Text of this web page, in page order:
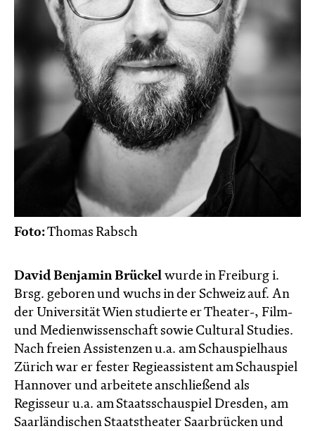
Foto:Thomas Rabsch
David Benjamin Brückel wurde in Freiburg i.
Brsg. geboren und wuchs in der Schweiz auf. An
der Universität Wien studierte er Theater-, Film-
und Medienwissenschaft sowie Cultural Studies.
Nach freien Assistenzen u.a. am Schauspielhaus
Zürich war er fester Regieassistent am Schauspiel
Hannover und arbeitete anschließend als
Regisseur u.a. am Staatsschauspiel Dresden, am
Saarländischen Staatstheater Saarbrücken und